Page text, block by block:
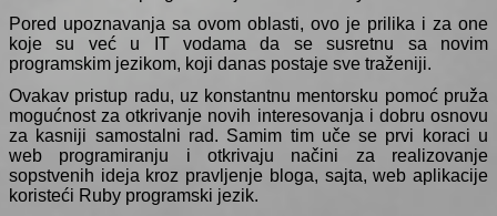
Pored upoznavanja sa ovom oblasti, ovo je prilika i za one
koje su već u IT vodama da se susretnu sa novim
programskim jezikom, koji danas postaje sve traženiji.
Ovakav pristup radu, uz konstantnu mentorsku pomoć pruža
mogućnost za otkrivanje novih interesovanja i dobru osnovu
za kasniji samostalni rad. Samim tim uče se prvi koraci u
web programiranju i otkrivaju načini za realizovanje
sopstvenih ideja kroz pravljenje bloga, sajta, web aplikacije
koristeći Ruby programski jezik.